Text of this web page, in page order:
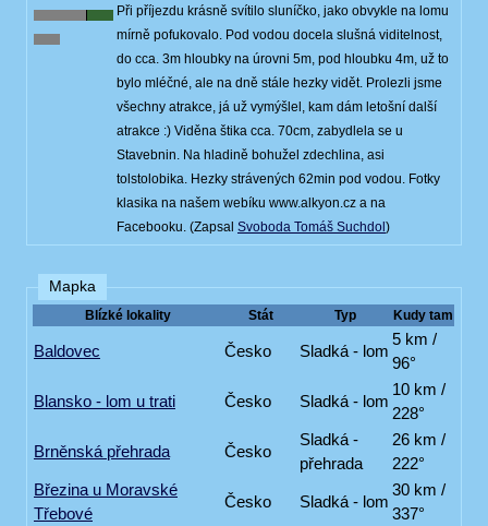
Při příjezdu krásně svítilo sluníčko, jako obvykle na lomu
mírně pofukovalo. Pod vodou docela slušná viditelnost,
do cca. 3m hloubky na úrovni 5m, pod hloubku 4m, už to
bylo mléčné, ale na dně stále hezky vidět. Prolezli jsme
všechny atrakce, já už vymýšlel, kam dám letošní další
atrakce :) Viděna štika cca. 70cm, zabydlela se u
Stavebnin. Na hladině bohužel zdechlina, asi
tolstolobika. Hezky strávených 62min pod vodou. Fotky
klasika na našem webíku www.alkyon.cz a na
Facebooku. (Zapsal Svoboda Tomáš Suchdol )
Mapka
Blízké lokality Stát Typ Kudy tam
Baldovec Česko Sladká - lom
5 km /
96°
Blansko - lom u trati Česko Sladká - lom
10 km /
228°
Brněnská přehrada Česko
Sladká -
přehrada
26 km /
222°
Březina u Moravské
Třebové
Česko Sladká - lom
30 km /
337°